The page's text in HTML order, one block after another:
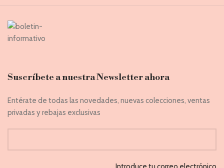
Suscríbete a nuestra Newsletter ahora
Entérate de todas las novedades, nuevas colecciones, ventas
privadas y rebajas exclusivas